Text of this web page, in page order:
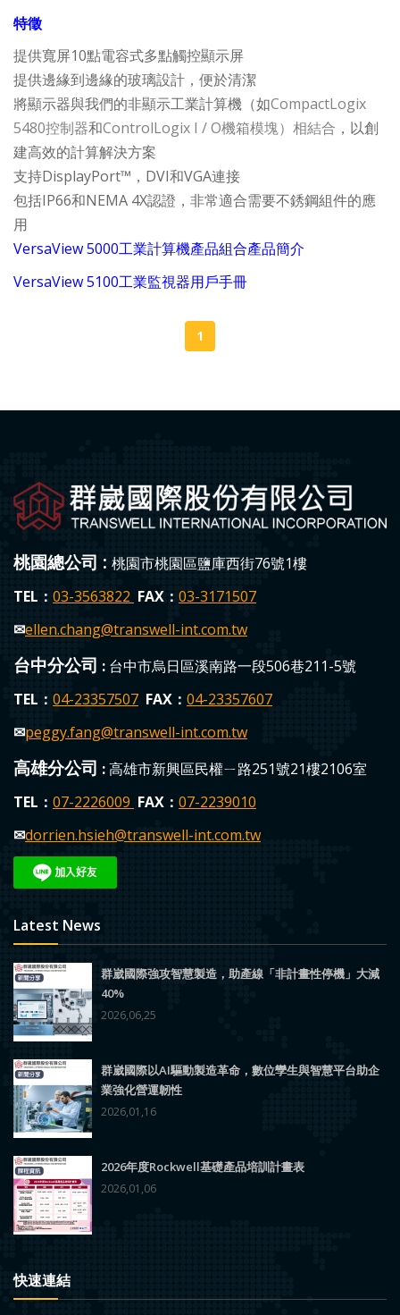
特徵
提供寬屏10點電容式多點觸控顯示屏
提供邊緣到邊緣的玻璃設計，便於清潔
將顯示器與我們的非顯示工業計算機（如CompactLogix
5480控制器和ControlLogix I / O機箱模塊）相結合 ，以創
建高效的計算解決方案
支持DisplayPort™，DVI和VGA連接
包括IP66和NEMA 4X認證，非常適合需要不銹鋼組件的應
用
VersaView 5000工業計算機產品組合產品簡介
VersaView 5100工業監視器用戶手冊
1
桃園總公司 : 桃園市桃園區鹽庫西街76號1樓
TEL： 03-3563822 FAX： 03-3171507
✉ellen.chang@transwell-int.com.tw
台中分公司 : 台中市烏日區溪南路一段506巷211-5號
TEL： 04-23357507 FAX： 04-23357607
✉peggy.fang@transwell-int.com.tw
高雄分公司 :高雄市新興區民權ㄧ路251號21樓2106室
TEL： 07-2226009 FAX： 07-2239010
✉dorrien.hsieh@transwell-int.com.tw
Latest News
群崴國際強攻智慧製造，助產線「非計畫性停機」大減
40%
2026,06,25
群崴國際以AI驅動製造革命，數位孿生與智慧平台助企
業強化營運韌性
2026,01,16
2026年度Rockwell基礎產品培訓計畫表
2026,01,06
快速連結